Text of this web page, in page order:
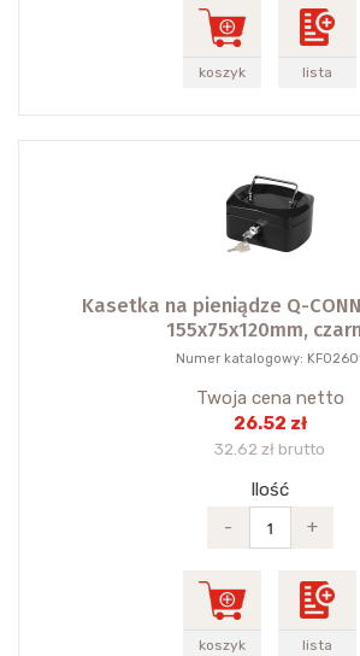
koszyk lista
Kasetka na pieniądze Q-
155x75x120mm,
Numer katalogowy:
Twoja cena netto
26.52 zł
32.62 zł brutto
Ilość
-
+
koszyk lista